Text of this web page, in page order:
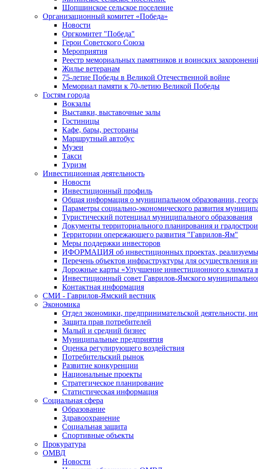
Шопшинское сельское поселение
Организационный комитет «Победа»
Новости
Оргкомитет "Победа"
Герои Советского Союза
Мероприятия
Реестр мемориальных памятников и воинских
Жилье ветеранам
75-летие Победы в Великой Отечественной войне
Мемориал памяти к 70-летию Великой Победы
Гостям города
Вокзалы
Выставки, выставочные залы
Гостиницы
Кафе, бары, рестораны
Маршрутный автобус
Музеи
Такси
Туризм
Инвестиционная деятельность
Новости
Инвестиционный профиль
Общая информация о муниципальном образовании,
Параметры социально-экономического развития
Туристический потенциал муниципального образования
Документы территориального планирования и
Территории опережающего развития "Гаврилов-Ям"
Меры поддержки инвесторов
ИФОРМАЦИЯ об инвестиционных проектах,
Перечень объектов инфраструктуры для осуществления
Дорожные карты «Улучшение инвестиционного климата
Инвестиционный совет Гаврилов-Ямского
Контактная информация
СМИ - Гаврилов-Ямский вестник
Экономика
Отдел экономики, предпринимательской деятельности,
Защита прав потребителей
Малый и средний бизнес
Муниципальные предприятия
Оценка регулирующего воздействия
Потребительский рынок
Развитие конкуренции
Национальные проекты
Стратегическое планирование
Статистическая информация
Социальная сфера
Образование
Здравоохранение
Социальная защита
Спортивные объекты
Прокуратура
ОМВД
Новости